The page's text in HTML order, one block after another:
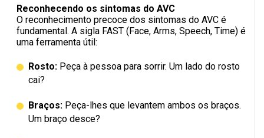
Reconhecendo os sintomas do AVC
O reconhecimento precoce dos sintomas do AVC é
fundamental. A sigla FAST (Face, Arms, Speech, Time) é
uma ferramenta útil:
Rosto: Peça à pessoa para sorrir. Um lado do rosto
cai?
Braços: Peça-lhes que levantem ambos os braços.
Um braço desce?